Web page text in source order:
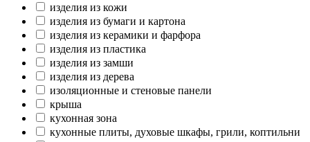
изделия из кожи
изделия из бумаги и картона
изделия из керамики и фарфора
изделия из пластика
изделия из замши
изделия из дерева
изоляционные и стеновые панели
крыша
кухонная зона
кухонные плиты, духовые шкафы, грили, коптильни